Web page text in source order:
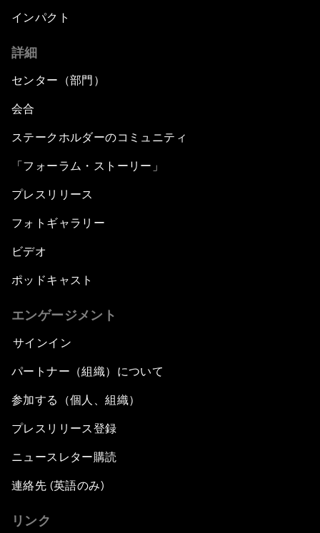
インパクト
詳細
センター（部門）
会合
ステークホルダーのコミュニティ
「フォーラム・ストーリー」
プレスリリース
フォトギャラリー
ビデオ
ポッドキャスト
エンゲージメント
サインイン
パートナー（組織）について
参加する（個人、組織）
プレスリリース登録
ニュースレター購読
連絡先 (英語のみ)
リンク